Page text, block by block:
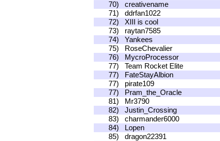
70)
creativename
71)
ddrfan1022
72)
XIII is cool
73)
raytan7585
74)
Yankees
75)
RoseChevalier
76)
MycroProcessor
77)
Team Rocket Elite
77)
FateStayAlbion
77)
pirate109
77)
Pram_the_Oracle
81)
Mr3790
82)
Justin_Crossing
83)
charmander6000
84)
Lopen
85)
dragon22391